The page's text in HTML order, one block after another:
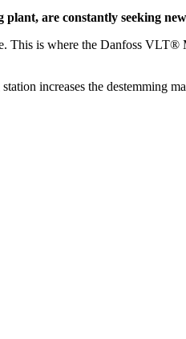
are constantly seeking
This is where the Danfoss
increases the destemming